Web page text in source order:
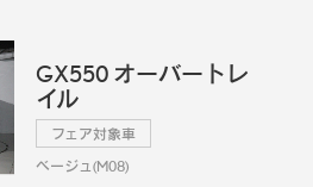
GX550 オーバートレ
イル
フェア対象車
ベージュ(M08)